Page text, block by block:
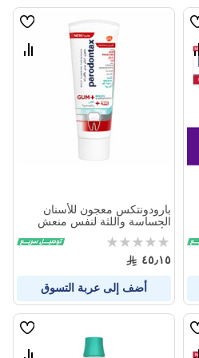
قائمة
الامنيات
قارن
بين
المنتجات
قائمة
قارن
بارودونتكس معجون للأسنان
الحساسة واللثة لنفس منعش
الأصلي 75 مل
Rating:
0%
٤٥٫١٥
أضف إلى عربة التسوق
قائمة
الامنيات
قائمة